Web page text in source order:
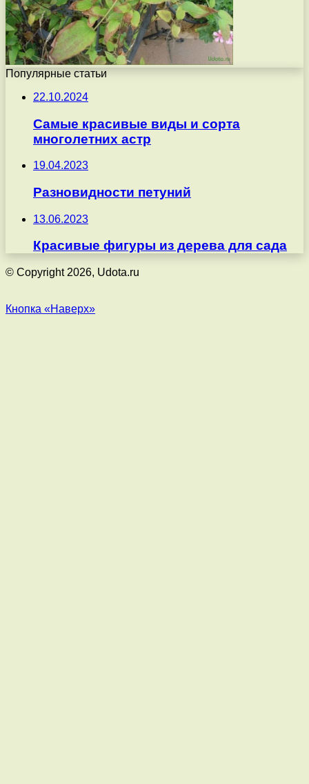
Популярные статьи
22.10.2024
Самые красивые виды и сорта
многолетних астр
19.04.2023
Разновидности петуний
13.06.2023
Красивые фигуры из дерева для сада
© Copyright 2026, Udota.ru
Кнопка «Наверх»